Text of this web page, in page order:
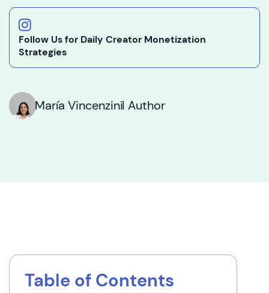
Follow Us for Daily Creator Monetization
Strategies
María VincenziniI Author
Table of Contents